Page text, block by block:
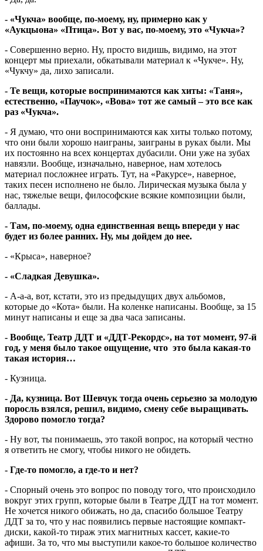
- «Чукча» вообще, по-моему, ну, примерно как у
«Аукцыона» «Птица». Вот у вас, по-моему, это «Чукча»?
- Совершенно верно. Ну, просто видишь, видимо, на этот
концерт мы приехали, обкатывали материал к «Чукче». Ну,
«Чукчу» да, лихо записали.
- Те вещи, которые воспринимаются как хиты: «Таня»,
естественно, «Паучок», «Вова» тот же самый – это все как
раз «Чукча».
- Я думаю, что они воспринимаются как хиты только потому,
что они были хорошо наиграны, заиграны в руках были. Мы
их постоянно на всех концертах дубасили. Они уже на зубах
навязли. Вообще, изначально, наверное, нам хотелось
материал посложнее играть. Тут, на «Ракурсе», наверное,
таких песен исполнено не было. Лирическая музыка была у
нас, тяжелые вещи, философские всякие композиции были,
баллады.
- Там, по-моему, одна единственная вещь впереди у нас
будет из более ранних. Ну, мы дойдем до нее.
- «Крыса», наверное?
- «Сладкая Девушка».
- А-а-а, вот, кстати, это из предыдущих двух альбомов,
которые до «Кота» были. На коленке написаны. Вообще, за 15
минут написаны и еще за два часа записаны.
- Вообще, Театр ДДТ и «ДДТ-Рекордс», на тот момент, 97-й
год, у меня было такое ощущение, что это была какая-то
такая история…
- Кузница.
- Да, кузница. Вот Шевчук тогда очень серьезно за молодую
поросль взялся, решил, видимо, смену себе выращивать.
Здорово помогло тогда?
- Ну вот, ты понимаешь, это такой вопрос, на который честно
я ответить не смогу, чтобы никого не обидеть.
- Где-то помогло, а где-то и нет?
- Спорный очень это вопрос по поводу того, что происходило
вокруг этих групп, которые были в Театре ДДТ на тот момент.
Не хочется никого обижать, но да, спасибо большое Театру
ДДТ за то, что у нас появились первые настоящие компакт-
диски, какой-то тираж этих магнитных кассет, какие-то
афиши. За то, что мы выступили какое-то большое количество